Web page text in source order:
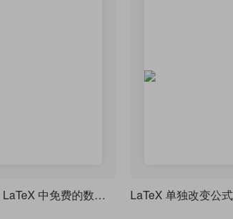
TeX 和 LaTeX 中免费的数学字体预览